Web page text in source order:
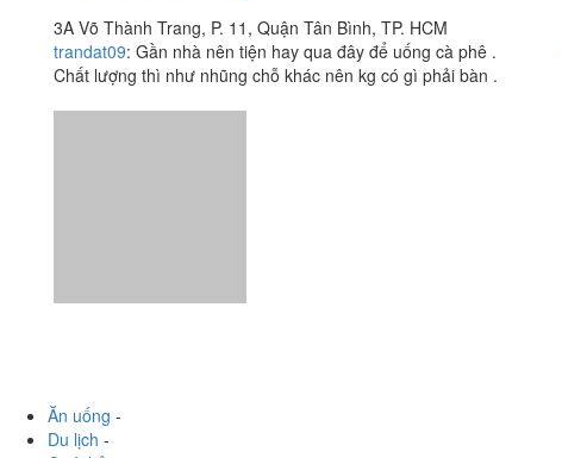
3A Võ Thành Trang, P. 11, Quận Tân Bình, TP. HCM
trandat09: Gần nhà nên tiện hay qua đây để uống cà phê .
Chất lượng thì như nhũng chỗ khác nên kg có gì phải bàn .
Ăn uống -
Du lịch -